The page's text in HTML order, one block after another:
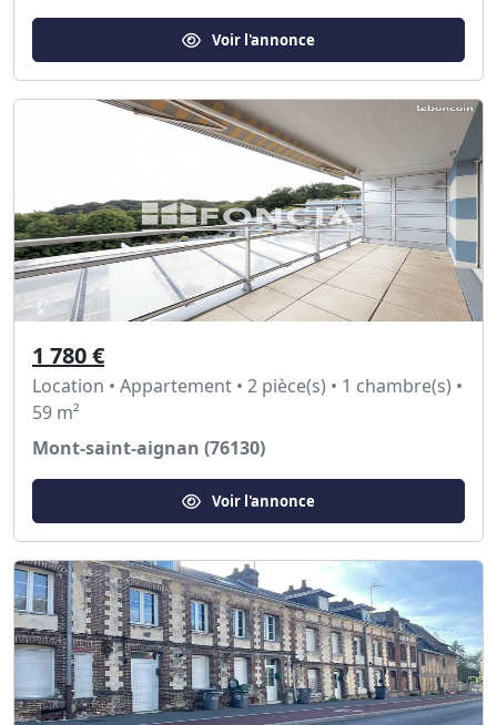
Voir l'annonce
1 780 €
Location • Appartement • 2 pièce(s) • 1 chambre(s) •
59 m²
Mont-saint-aignan (76130)
Voir l'annonce